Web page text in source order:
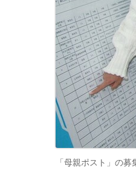
「母親ポスト」の募